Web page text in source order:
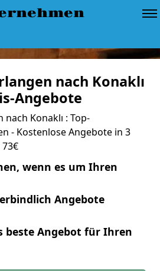
nach Konaklı
Angebote
Konaklı : Top-
- Kostenlose Angebote in 3
wenn es um Ihren
Angebote
beste Angebot für Ihren